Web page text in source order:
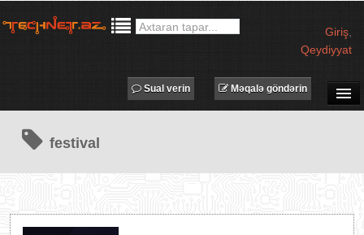
Giriş
Qeydiyyat
MƏQALƏLƏR
Məqalə göndərin
Sual verin
festival